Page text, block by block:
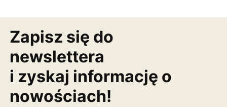
Zapisz się do
newslettera
i zyskaj informację o
nowościach!